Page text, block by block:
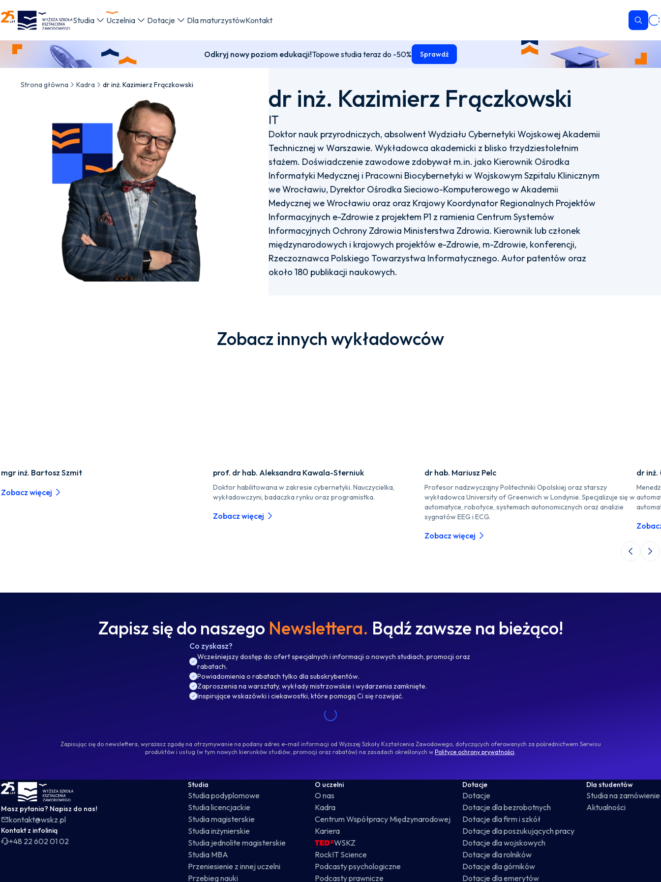
WSKZ - strona główna
Studia Uczelnia Dotacje Dla maturzystówKontakt
Odkryj nowy poziom edukacji!Topowe studia teraz do -50% Sprawdź
Strona główna Kadra dr inż. Kazimierz Frączkowski dr inż. Kazimierz Frączkowski
IT
Doktor nauk przyrodniczych, absolwent Wydziału Cybernetyki Wojskowej Akademii
Technicznej w Warszawie. Wykładowca akademicki z blisko trzydziestoletnim
stażem. Doświadczenie zawodowe zdobywał m.in. jako Kierownik Ośrodka
Informatyki Medycznej i Pracowni Biocybernetyki w Wojskowym Szpitalu Klinicznym
we Wrocławiu, Dyrektor Ośrodka Sieciowo-Komputerowego w Akademii
Medycznej we Wrocławiu oraz oraz Krajowy Koordynator Regionalnych Projektów
Informacyjnych e-Zdrowie z projektem P1 z ramienia Centrum Systemów
Informacyjnych Ochrony Zdrowia Ministerstwa Zdrowia. Kierownik lub członek
międzynarodowych i krajowych projektów e-Zdrowie, m-Zdrowie, konferencji,
Rzeczoznawca Polskiego Towarzystwa Informatycznego. Autor patentów oraz
około 180 publikacji naukowych.
Zobacz innych wykładowców
mgr inż. Bartosz Szmit
Zobacz więcej
prof. dr hab. Aleksandra Kawala-Sterniuk
Doktor habilitowana w zakresie cybernetyki. Nauczycielka,
wykładowczyni, badaczka rynku oraz programistka.
Zobacz więcej
dr hab. Mariusz Pelc
Profesor nadzwyczajny Politechniki Opolskiej oraz starszy
wykładowca University of Greenwich w Londynie. Specjalizuje się w
automatyce, robotyce, systemach autonomicznych oraz analizie
sygnałów EEG i ECG.
Zobacz więcej
dr inż.
Poprzedni
Zapisz się do naszego Newslettera. Bądź zawsze na bieżąco!
Co zyskasz?
Wcześniejszy dostęp do ofert specjalnych i informacji o nowych studiach, promocji oraz
rabatach.
Powiadomienia o rabatach tylko dla subskrybentów.
Zaproszenia na warsztaty, wykłady mistrzowskie i wydarzenia zamknięte.
Inspirujące wskazówki i ciekawostki, które pomogą Ci się rozwijać.
Zapisując się do newslettera, wyrażasz zgodę na otrzymywanie na podany adres e-mail informacji od Wyższej Szkoły Kształcenia Zawodowego, dotyczących oferowanych za pośrednictwem Serwisu
produktów i usług (w tym nowych kierunków studiów, promocji oraz rabatów) na zasadach określonych w Polityce ochrony prywatności.
WSKZ - strona główna
Masz pytania? Napisz do nas!
kontakt@wskz.pl
Kontakt z infolinią
+48 22 602 01 02
Studia
Studia podyplomowe
Studia licencjackie
Studia magisterskie
Studia inżynierskie
Studia jednolite magisterskie
Studia MBA
Przeniesienie z innej uczelni
Przebieg nauki
O uczelni
O nas
Kadra
Centrum Współpracy Międzynarodowej
Kariera
WSKZ
RockIT Science
Podcasty psychologiczne
Podcasty prawnicze
Dotacje
Dotacje
Dotacje dla bezrobotnych
Dotacje dla firm i szkół
Dotacje dla poszukujących pracy
Dotacje dla wojskowych
Dotacje dla rolników
Dotacje dla górników
Dotacje dla emerytów
Dla studentów
Studia na zamówienie
Aktualności